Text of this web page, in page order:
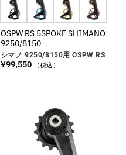
OSPW RS 5SPOKE SHIMANO
9250/8150
シマノ 9250/8150用 OSPW RS
¥99,550 （税込）